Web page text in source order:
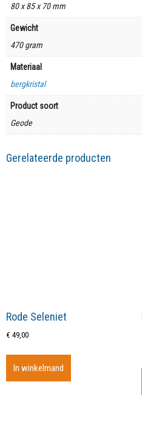
80 x 85 x 70 mm
Gewicht
470 gram
Materiaal
bergkristal
Product soort
Geode
Gerelateerde producten
Rode Seleniet
€ 49,00
In winkelmand